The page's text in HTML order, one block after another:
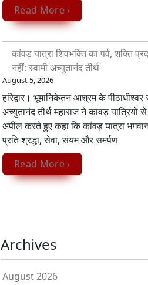
Read More ›
कांवड़ यात्रा शिवभक्ति का पर्व, शक्ति
नहीं: स्वामी अच्युतानंद तीर्थ
August 5, 2026
हरिद्वार। भूमानिकेतन आश्रम के पीठाधीश्वर
अच्युतानंद तीर्थ महाराज ने कांवड़ यात्रियों से
अपील करते हुए कहा कि कांवड़ यात्रा
प्रति श्रद्धा, सेवा, संयम और समर्पण
Read More ›
Archives
August 2026